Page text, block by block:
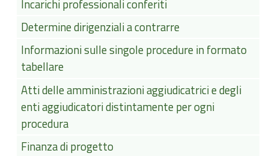
Incarichi professionali conferiti
Determine dirigenziali a contrarre
Informazioni sulle singole procedure in formato
tabellare
Atti delle amministrazioni aggiudicatrici e degli
enti aggiudicatori distintamente per ogni
procedura
Finanza di progetto